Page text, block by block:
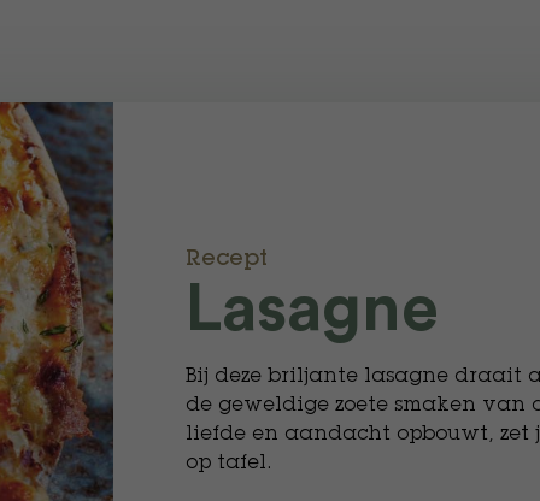
Recept
Lasagne
Bij deze briljante lasagne draait
de geweldige zoete smaken van
liefde en aandacht opbouwt, zet
op tafel.